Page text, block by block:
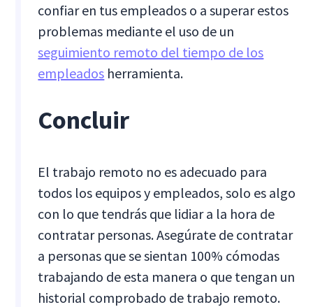
confiar en tus empleados o a superar estos
problemas mediante el uso de un
seguimiento remoto del tiempo de los
empleados herramienta.
Concluir
El trabajo remoto no es adecuado para
todos los equipos y empleados, solo es algo
con lo que tendrás que lidiar a la hora de
contratar personas. Asegúrate de contratar
a personas que se sientan 100% cómodas
trabajando de esta manera o que tengan un
historial comprobado de trabajo remoto.